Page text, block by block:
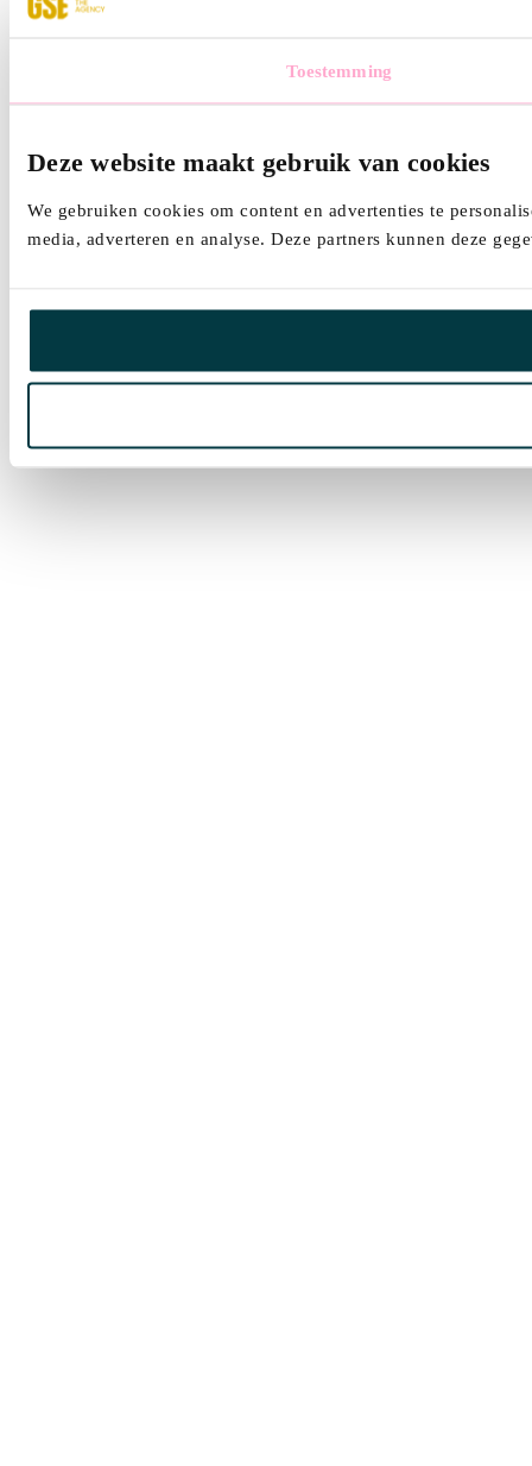
Toestemming
Deze website maakt gebruik van cookies
We gebruiken cookies om content en advertenties te
media, adverteren en analyse. Deze partners kunnen deze